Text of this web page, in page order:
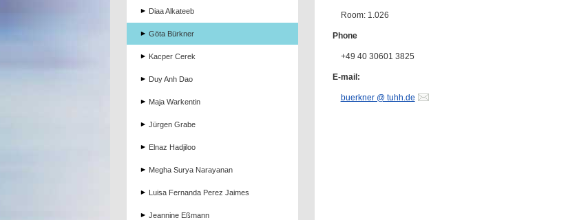
Room: 1.026
Phone
+49 40 30601 3825
E-mail:
buerkner @ tuhh.de
Diaa Alkateeb
Göta Bürkner
Kacper Cerek
Duy Anh Dao
Maja Warkentin
Jürgen Grabe
Elnaz Hadjiloo
Megha Surya Narayanan
Luisa Fernanda Perez Jaimes
Jeannine Eßmann